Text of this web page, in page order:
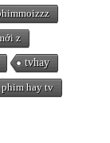
z
tvhay
phim hay tv